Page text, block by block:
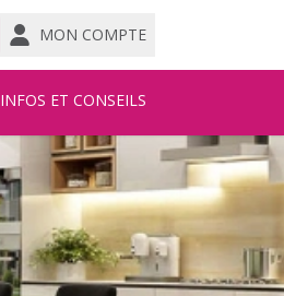
MON COMPTE
INFOS ET CONSEILS